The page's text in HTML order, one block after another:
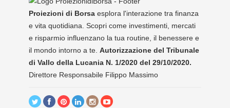
Proiezioni di Borsa esplora l'interazione tra finanza
e vita quotidiana. Scopri come investimenti, mercati
e risparmio influenzano la tua routine, il benessere e
il mondo intorno a te. Autorizzazione del Tribunale
di Vallo della Lucania N. 1/2020 del 29/10/2020.
Direttore Responsabile Filippo Massimo